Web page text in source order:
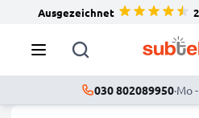
Ausgezeichnet
030 802089950·Mo